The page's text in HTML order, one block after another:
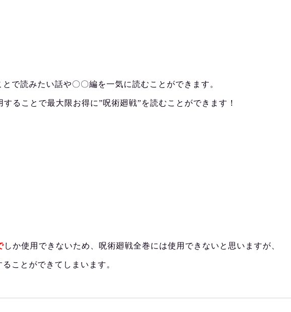
で読みたい話や〇〇編を一気に読むことができます。
することで最大限お得に”呪術廻戦”を読むことができます！
しか使用できないため、呪術廻戦全巻には使用できないと思いますが、
ことができてしまいます。